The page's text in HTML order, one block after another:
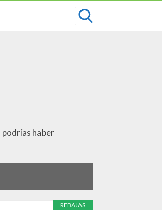
podrías haber
REBAJAS